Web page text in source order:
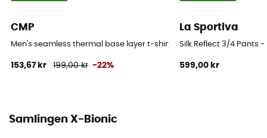
CMP
Men's seamless thermal base layer t-shirt - Undertøj - Herrer
153,67 kr 199,00 kr -22%
La Sportiva
Silk Reflect 3/4 Pants -
599,00 kr
Samlingen X-Bionic